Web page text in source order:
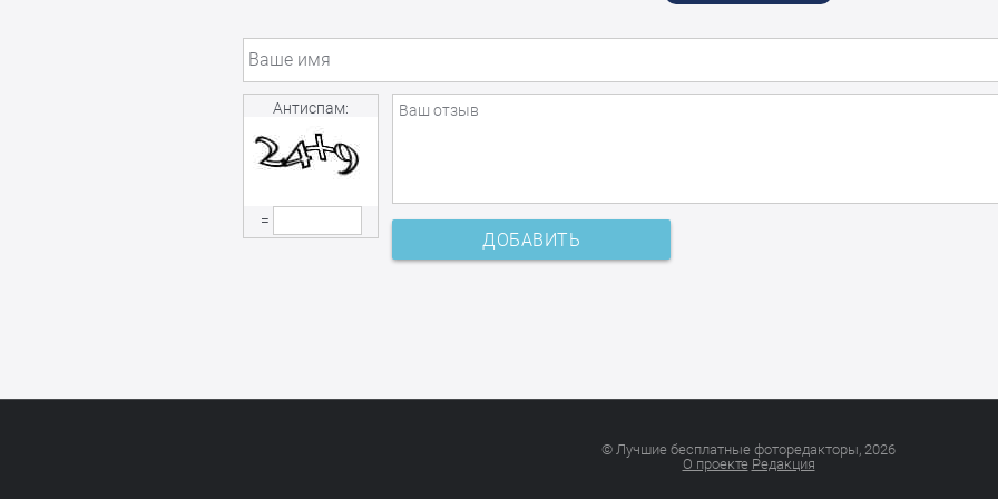
Антиспам:
=
ДОБАВИТЬ
© Лучшие бесплатные фоторедакторы, 2026
О проекте Редакция